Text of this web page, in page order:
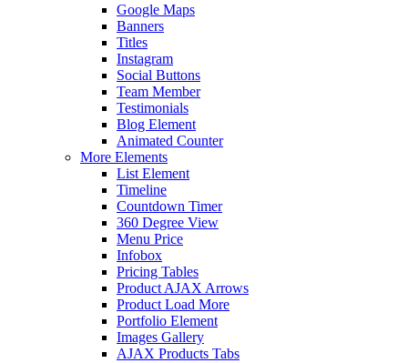
Google Maps
Banners
Titles
Instagram
Social Buttons
Team Member
Testimonials
Blog Element
Animated Counter
More Elements
List Element
Timeline
Countdown Timer
360 Degree View
Menu Price
Infobox
Pricing Tables
Product AJAX Arrows
Product Load More
Portfolio Element
Images Gallery
AJAX Products Tabs